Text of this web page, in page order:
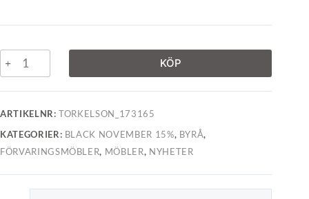
KÖP
ARTIKELNR:TORKELSON_173165
KATEGORIER: BLACK NOVEMBER 15%, BYRÅ,
FÖRVARINGSMÖBLER, MÖBLER, NYHETER